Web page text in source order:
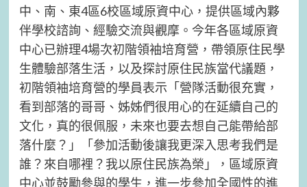
中、南、東4區6校區域原資中心，提供區域內夥
伴學校諮詢、經驗交流與觀摩。今年各區域原資
中心已辦理4場次初階領袖培育營，帶領原住民學
生體驗部落生活，以及探討原住民族當代議題，
初階領袖培育營的學員表示「營隊活動很充實，
看到部落的哥哥、姊姊們很用心的在延續自己的
文化，真的很佩服，未來也要去想自己能帶給部
落什麼？」「參加活動後讓我更深入思考我們是
誰？來自哪裡？我以原住民族為榮」，區域原資
中心並鼓勵參與的學生，進一步參加全國性的進